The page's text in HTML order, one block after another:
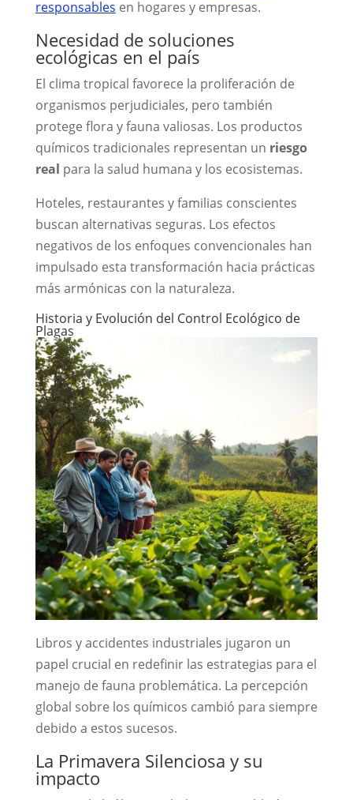
responsables en hogares y empresas.
Necesidad de soluciones
ecológicas en el país
El clima tropical favorece la proliferación de
organismos perjudiciales, pero también
protege flora y fauna valiosas. Los productos
químicos tradicionales representan un riesgo
real para la salud humana y los ecosistemas.
Hoteles, restaurantes y familias conscientes
buscan alternativas seguras. Los efectos
negativos de los enfoques convencionales han
impulsado esta transformación hacia prácticas
más armónicas con la naturaleza.
Historia y Evolución del Control Ecológico de
Plagas
Libros y accidentes industriales jugaron un
papel crucial en redefinir las estrategias para el
manejo de fauna problemática. La percepción
global sobre los químicos cambió para siempre
debido a estos sucesos.
La Primavera Silenciosa y su
impacto